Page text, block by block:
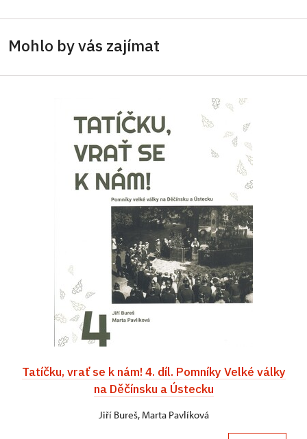
Mohlo by vás zajímat
Tatíčku, vrať se k nám! 4. díl. Pomníky Velké války
na Děčínsku a Ústecku
Jiří Bureš, Marta Pavlíková